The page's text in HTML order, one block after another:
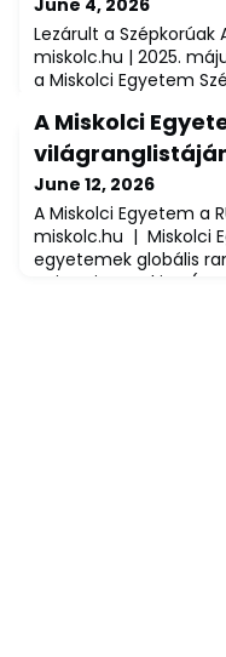
June 4, 2026
Lezárult a
miskolc.hu | 2025.
a Miskolci Egyetem
változatos témák és
programot, amelyek
sokszínűségét és
SZEMESZTER FŐBB
A Miskolci
June 12, 2026
A Miskolci Egyetem a
miskolc.hu | Miskolci
egyetemek globális
University Ranking